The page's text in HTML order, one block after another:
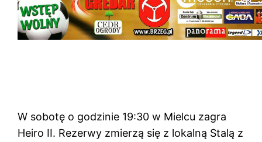
W sobotę o godzinie 19:30 w Mielcu zagra
Heiro II. Rezerwy zmierzą się z lokalną Stalą z